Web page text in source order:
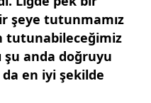
şeye tutunmamız
tutunabileceğimiz
anda doğruyu
en iyi şekilde